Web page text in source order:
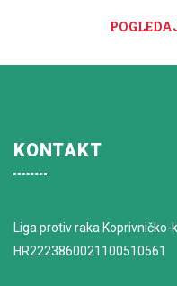
KONTAKT
Liga protiv raka Koprivničko-
HR2223860021100510561